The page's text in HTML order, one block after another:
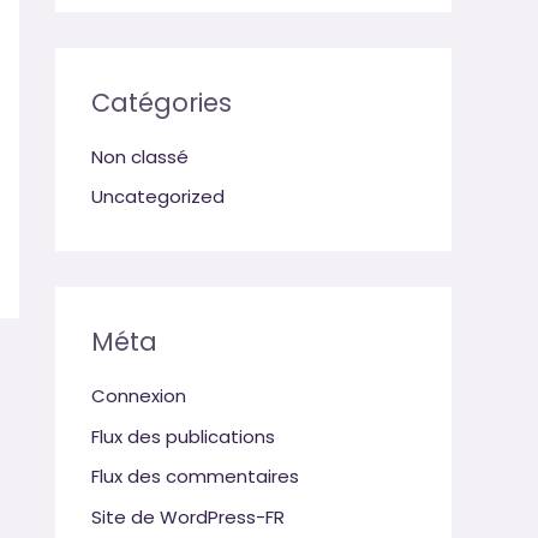
Catégories
Non classé
Uncategorized
Méta
Connexion
Flux des publications
Flux des commentaires
Site de WordPress-FR